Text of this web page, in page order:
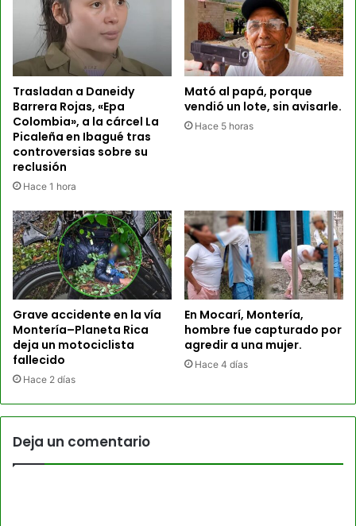
Trasladan a Daneidy
Barrera Rojas, «Epa
Colombia», a la cárcel La
Picaleña en Ibagué tras
controversias sobre su
reclusión
Hace 1 hora
Mató al papá, porque
vendió un lote, sin avisarle.
Hace 5 horas
Grave accidente en la vía
Montería–Planeta Rica
deja un motociclista
fallecido
Hace 2 días
En Mocarí, Montería,
hombre fue capturado por
agredir a una mujer.
Hace 4 días
Deja un comentario